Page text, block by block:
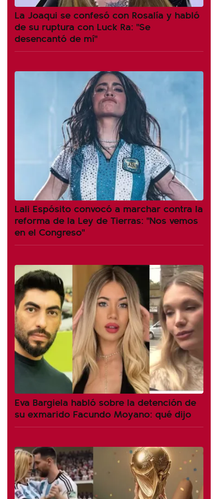
La Joaqui se confesó con Rosalía y habló
de su ruptura con Luck Ra: "Se
desencantó de mí"
Lali Espósito convocó a marchar contra la
reforma de la Ley de Tierras: "Nos vemos
en el Congreso"
Eva Bargiela habló sobre la detención de
su exmarido Facundo Moyano: qué dijo